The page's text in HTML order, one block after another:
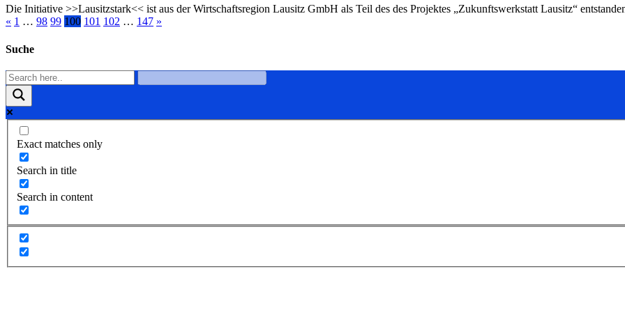
Die Initiative >>Lausitzstark<< ist aus der Wirtschaftsregion Lausitz GmbH als Teil des des Projektes „Zukunftswerkstatt Lausitz“
« 1 … 98 99 100 101 102 … 147 »
Suche
Exact matches only
Search in title
Search in content